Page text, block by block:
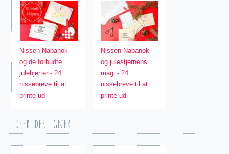
Nissen Nabanok
og de forbudte
julehjerter - 24
nissebreve til at
printe ud
Nissen Nabanok
og julestjernens
magi - 24
nissebreve til at
printe ud
Ideer, der ligner